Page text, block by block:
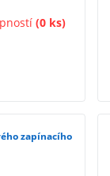
(0 ks)